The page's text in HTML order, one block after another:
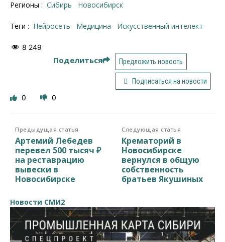
Регионы : Сибирь Новосибирск
Теги : нейросеть медицина искусственный интелект
8 249
Поделиться Предложить новость
Подписаться на новости
0 0
Предыдущая статья
Артемий Лебедев
перевел 500 тысяч ₽
на реставрацию
вывески в
Новосибирске
Следующая статья
Крематорий в
Новосибирске
вернулся в общую
собственность
братьев Якушиных
Новости СМИ2